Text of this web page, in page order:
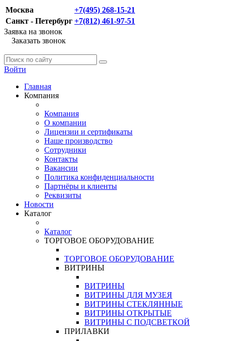
Москва
+7(495) 268-15-21
Санкт - Петербург +7(812) 461-97-51
Заявка на звонок
Заказать звонок
Войти
Главная
Компания
Компания
О компании
Лицензии и сертификаты
Наше производство
Сотрудники
Контакты
Вакансии
Политика конфиденциальности
Партнёры и клиенты
Реквизиты
Новости
Каталог
Каталог
ТОРГОВОЕ ОБОРУДОВАНИЕ
ТОРГОВОЕ ОБОРУДОВАНИЕ
ВИТРИНЫ
ВИТРИНЫ
ВИТРИНЫ ДЛЯ МУЗЕЯ
ВИТРИНЫ СТЕКЛЯННЫЕ
ВИТРИНЫ ОТКРЫТЫЕ
ВИТРИНЫ С ПОДСВЕТКОЙ
ПРИЛАВКИ